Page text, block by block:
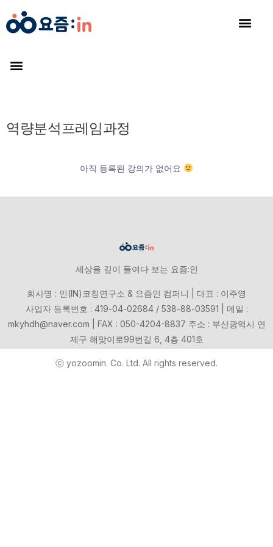
역량분석프레임과정
아직 등록된 강의가 없어요
세상을 깊이 들여다 보는 요즘:인
회사명 : 인(IN)코칭연구소 & 요즘인 컴퍼니 | 대표 : 이주영
사업자 등록번호 : 419-04-02684 / 538-88-03591 | 메일 :
mkyhdh@naver.com | FAX : 050-4204-8837 주소 : 부산광역시 연
제구 해맞이로99번길 6, 4층 401호
ⓒ yozoomin. Co. Ltd. All rights reserved.